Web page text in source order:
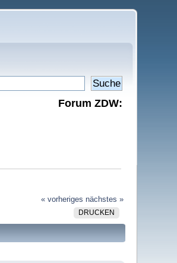
Forum ZDW:
« vorheriges nächstes »
DRUCKEN